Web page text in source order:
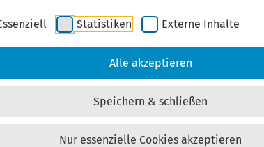
Statistiken Externe Inhalte
Alle akzeptieren
Speichern & schließen
Nur essenzielle Cookies akzeptieren
in Thüringen.